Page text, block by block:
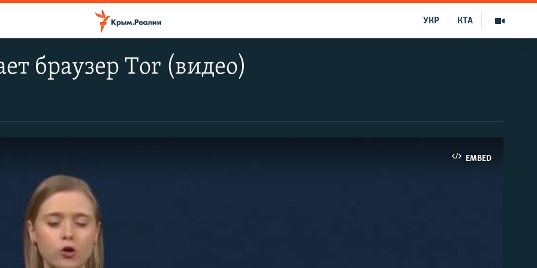
КТА
УКР
браузер Тor (видео)
EMBED